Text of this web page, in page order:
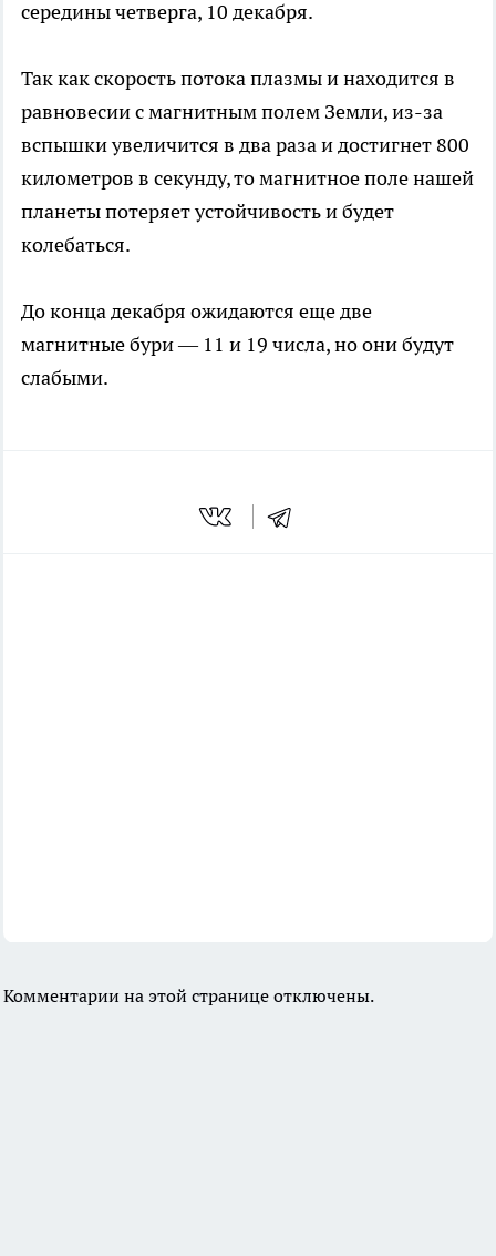
середины четверга, 10 декабря.
Так как скорость потока плазмы и находится в
равновесии с магнитным полем Земли, из-за
вспышки увеличится в два раза и достигнет 800
километров в секунду, то магнитное поле нашей
планеты потеряет устойчивость и будет
колебаться.
До конца декабря ожидаются еще две
магнитные бури — 11 и 19 числа, но они будут
слабыми.
Комментарии на этой странице отключены.